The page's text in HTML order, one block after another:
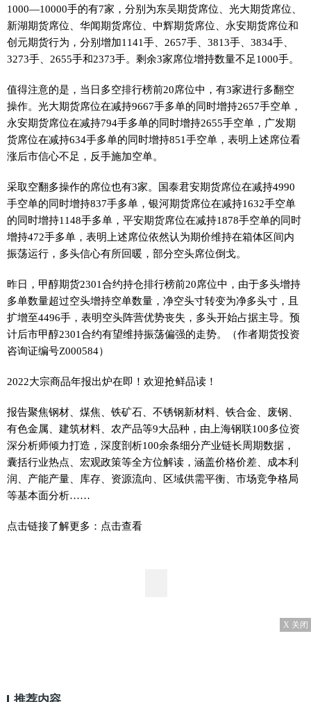
1000—10000手的有7家，分别为东吴期货席位、光大期货席位、
新湖期货席位、华闻期货席位、中辉期货席位、永安期货席位和
创元期货行为，分别增加1141手、2657手、3813手、3834手、
3273手、2655手和2373手。剩余3家席位增持数量不足1000手。
值得注意的是，当日多空排行榜前20席位中，有3家进行多翻空
操作。光大期货席位在减持9667手多单的同时增持2657手空单，
永安期货席位在减持794手多单的同时增持2655手空单，广发期
货席位在减持634手多单的同时增持851手空单，表明上述席位看
涨后市信心不足，反手施加空单。
采取空翻多操作的席位也有3家。国泰君安期货席位在减持4990
手空单的同时增持837手多单，银河期货席位在减持1632手空单
的同时增持1148手多单，平安期货席位在减持1878手空单的同时
增持472手多单，表明上述席位依然认为期价维持在箱体区间内
振荡运行，多头信心有所回暖，部分空头席位倒戈。
昨日，甲醇期货2301合约持仓排行榜前20席位中，由于多头增持
多单数量超过空头增持空单数量，净空头寸转变为净多头寸，且
扩增至4496手，表明空头阵营优势丧失，多头开始占据主导。预
计后市甲醇2301合约有望维持振荡偏强的走势。（作者期货投资
咨询证编号Z000584）
2022大宗商品年报出炉在即！欢迎抢鲜品读！
报告聚焦钢材、煤焦、铁矿石、不锈钢新材料、铁合金、废钢、
有色金属、建筑材料、农产品等9大品种，由上海钢联100多位资
深分析师倾力打造，深度剖析100余条细分产业链长周期数据，
囊括行业热点、宏观政策等全方位解读，涵盖价格价差、成本利
润、产能产量、库存、资源流向、区域供需平衡、市场竞争格局
等基本面分析……
点击链接了解更多：点击查看
X 关闭